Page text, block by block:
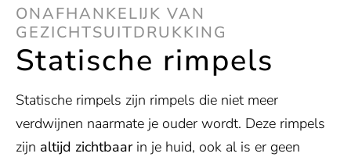
ONAFHANKELIJK VAN
GEZICHTSUITDRUKKING
Statische rimpels
Statische rimpels zijn rimpels die niet meer
verdwijnen naarmate je ouder wordt. Deze rimpels
zijn altijd zichtbaarin je huid, ook al is er geen